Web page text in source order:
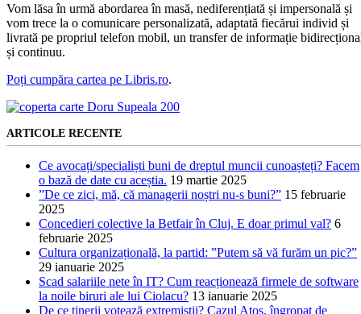
Vom lăsa în urmă abordarea în masă, nediferențiată și impersonală și
vom trece la o comunicare personalizată, adaptată fiecărui individ și
livrată pe propriul telefon mobil, un transfer de informație
și continuu.
Poți cumpăra cartea pe Libris.ro.
ARTICOLE RECENTE
Ce avocați/specialiști buni de dreptul muncii cunoașteți? Facem
o bază de date cu aceștia. 19 martie 2025
”De ce zici, mă, că managerii noștri nu-s buni?” 15 februarie
2025
Concedieri colective la Betfair în Cluj. E doar primul val? 6
februarie 2025
Cultura organizațională, la partid: ”Putem să vă furăm un pic?”
29 ianuarie 2025
Scad salariile nete în IT? Cum reacționează firmele de software
la noile biruri ale lui Ciolacu? 13 ianuarie 2025
De ce tinerii votează extremiștii? Cazul Atos, îngropat de